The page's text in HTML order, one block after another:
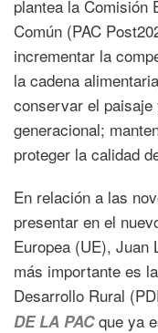
plantea la Comisión
Común (PAC
incrementar la
la cadena
conservar el
generacional;
proteger la calidad
En relación a las
presentar en el
Europea (UE), Juan
más importante es
Desarrollo Rural
DE LA PACque ya